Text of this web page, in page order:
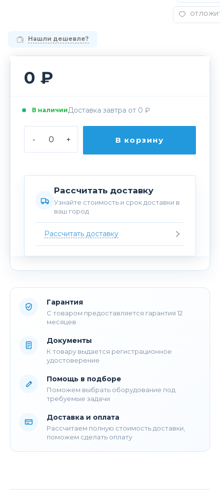
Нашли дешевле?
0 ₽
В наличииДоставка завтра от 0 ₽
- + В корзину
Рассчитать доставку
Узнайте стоимость и срок доставки в
ваш город
Рассчитать доставку
Гарантия
С товаром предоставляется гарантия 12
месяцев
Документы
К товару выдается регистрационное
удостоверение
Помощь в подборе
Поможем выбрать оборудование под
требуемые задачи
Доставка и оплата
Рассчитаем полную стоимость доставки,
поможем сделать оплату